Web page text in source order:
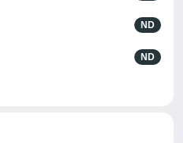
ND
ND